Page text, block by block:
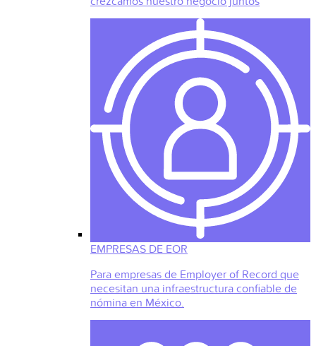
EMPRESAS DE EOR
Para empresas de Employer of Record que
necesitan una infraestructura confiable de
nómina en México.